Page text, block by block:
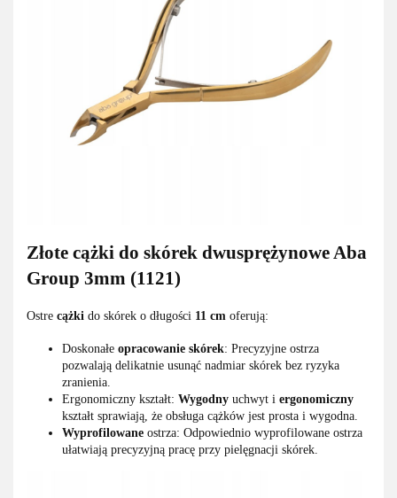
Złote cążki do skórek dwusprężynowe Aba
Group 3mm (1121)
Ostre cążki do skórek o długości 11 cm oferują:
Doskonałe opracowanie skórek: Precyzyjne ostrza
pozwalają delikatnie usunąć nadmiar skórek bez ryzyka
zranienia.
Ergonomiczny kształt: Wygodny uchwyt i ergonomiczny
kształt sprawiają, że obsługa cążków jest prosta i wygodna.
Wyprofilowane ostrza: Odpowiednio wyprofilowane ostrza
ułatwiają precyzyjną pracę przy pielęgnacji skórek.